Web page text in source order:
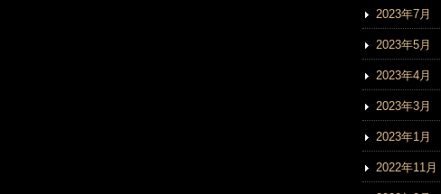
2023年7月
2023年5月
2023年4月
2023年3月
2023年1月
2022年11月